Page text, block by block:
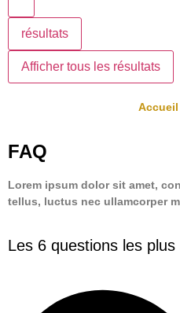
résultats
Afficher tous les résultats
Accueil
FAQ
Lorem ipsum dolor sit amet,
tellus, luctus nec ullamcorper
Les 6 questions les